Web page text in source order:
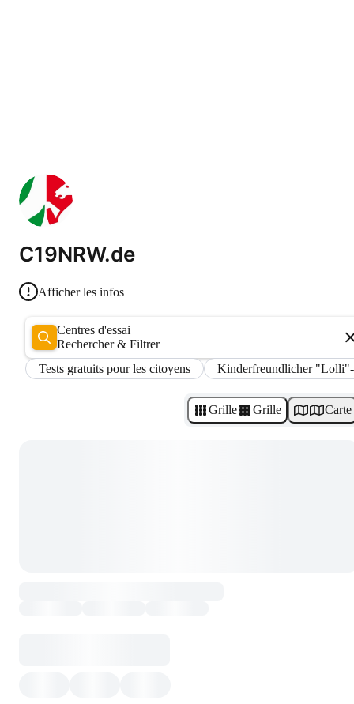
C19NRW.de
Afficher les infos
Centres d'essai
Rechercher & Filtrer
Tests gratuits pour les citoyens
Kinderfreundlicher "Lolli"-
Grille Grille Carte